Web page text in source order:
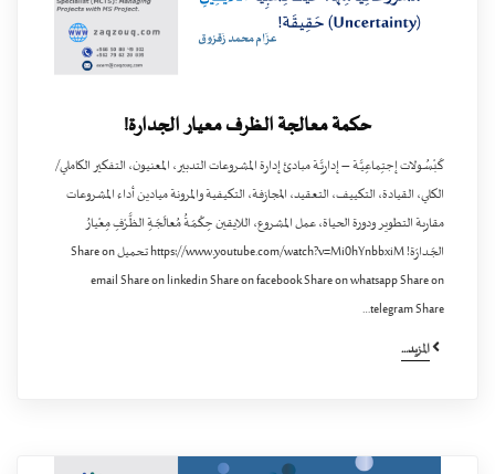
حكمة معالجة الظرف معيار الجدارة!
كَبْسُـولات إجتِماعِيَّـة – إداريَّـة مبادئ إدارة المشروعات التدبير، المعنيون، التفكير الكاملي/
الكلي، القيادة، التكييف، التعقيد، المجازفة، التكيفية والمرونة ميادين أداء المشروعات
مقاربة التطوير ودورة الحياة، عمل المشروع، اللايقين حِكْمَـةُ مُعالَجَـةِ الظَّـرْفِ مِعْيارُ
الجَـدارَة! https://www.youtube.com/watch?v=Mi0hYnbbxiM تحميل Share on
email Share on linkedin Share on facebook Share on whatsapp Share on
telegram Share…
المزيد...